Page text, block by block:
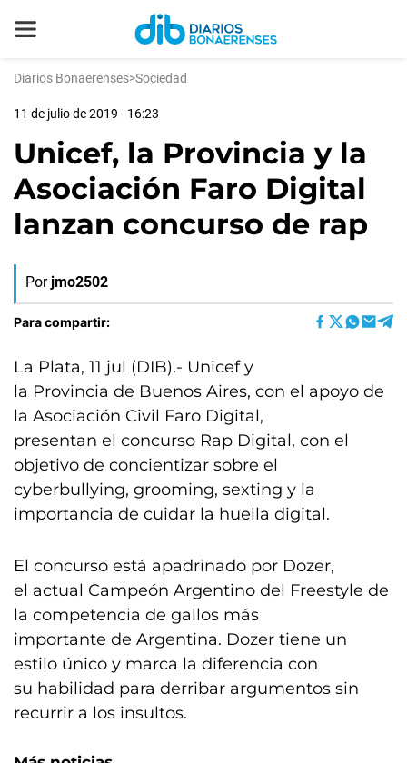
Diarios Bonaerenses>Sociedad
11 de julio de 2019 - 16:23
Unicef, la Provincia y la
Asociación Faro Digital
lanzan concurso de rap
Por jmo2502
Para compartir:
La Plata, 11 jul (DIB).- Unicef y
la Provincia de Buenos Aires, con el apoyo de
la Asociación Civil Faro Digital,
presentan el concurso Rap Digital, con el
objetivo de concientizar sobre el
cyberbullying, grooming, sexting y la
importancia de cuidar la huella digital.
El concurso está apadrinado por Dozer,
el actual Campeón Argentino del Freestyle de
la competencia de gallos más
importante de Argentina. Dozer tiene un
estilo único y marca la diferencia con
su habilidad para derribar argumentos sin
recurrir a los insultos.